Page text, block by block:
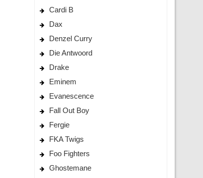
Cardi B
Dax
Denzel Curry
Die Antwoord
Drake
Eminem
Evanescence
Fall Out Boy
Fergie
FKA Twigs
Foo Fighters
Ghostemane